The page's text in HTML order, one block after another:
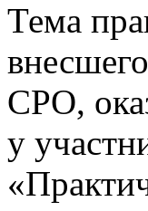
Тема
СРО,
у